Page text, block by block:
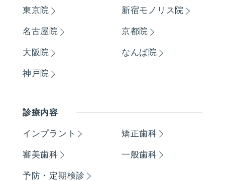
東京院 新宿モノリス院
名古屋院 京都院
大阪院 なんば院
神戸院
診療内容
インプラント 矯正歯科
審美歯科 一般歯科
予防・定期検診